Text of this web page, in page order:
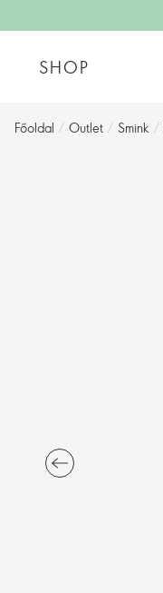
SHOP
Főoldal / Outlet / Smink /